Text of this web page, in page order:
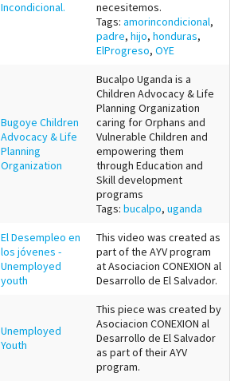
Incondicional.
necesitemos.
Tags: amorincondicional,
padre, hijo, honduras,
ElProgreso, OYE
Bugoye Children
Advocacy & Life
Planning
Organization
Bucalpo Uganda is a
Children Advocacy & Life
Planning Organization
caring for Orphans and
Vulnerable Children and
empowering them
through Education and
Skill development
programs
Tags: bucalpo, uganda
El Desempleo en
los jóvenes -
Unemployed
youth
This video was created as
part of the AYV program
at Asociacion CONEXION al
Desarrollo de El Salvador.
Unemployed
Youth
This piece was created by
Asociacion CONEXION al
Desarrollo de El Salvador
as part of their AYV
program.